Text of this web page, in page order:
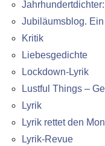
Jubiläumsblog.
Kritik
Liebesgedichte
Lockdown-Lyrik
Lustful Things –
Lyrik
Lyrik rettet den
Lyrik-Revue